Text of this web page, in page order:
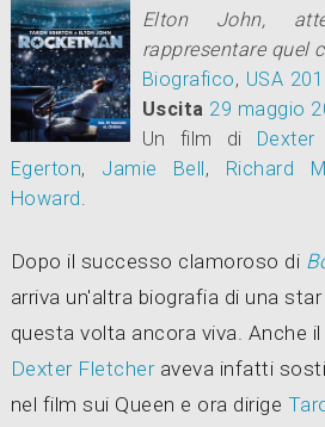
Elton John,
rappresentare quel
Biografico, USA
Uscita 29 maggio
Un film di
Egerton, Jamie Bell, Richard
Howard.
Dopo il successo clamoroso di
arriva un'altra biografia di una
questa volta ancora viva. Anche
Dexter Fletcheraveva infatti
nel film sui Queen e ora dirige